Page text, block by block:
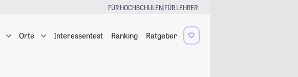
FÜR HOCHSCHULEN|FÜR LEHRER
Orte Interessentest Ranking Ratgeber